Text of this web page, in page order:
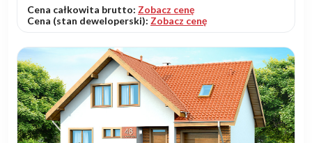
Cena całkowita brutto: Zobacz cenę
Cena (stan deweloperski): Zobacz cenę